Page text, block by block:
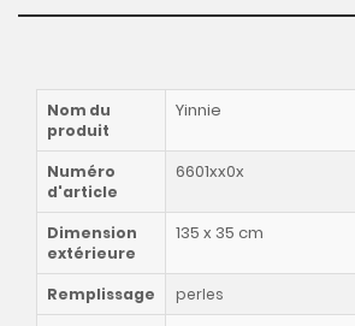
Nom du
produit
Yinnie
Numéro
d'article
6601xx0x
Dimension
extérieure
135 x 35 cm
Remplissage
perles